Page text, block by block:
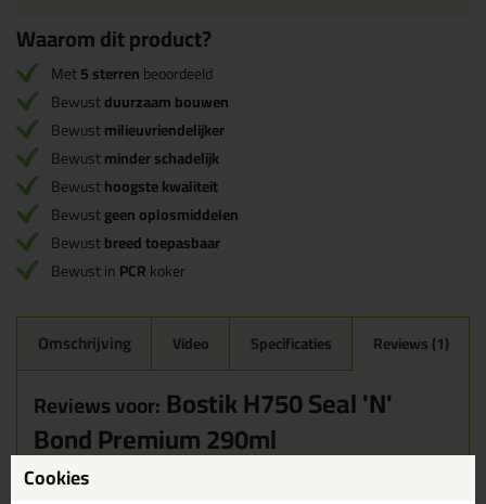
Waarom dit product?
Met5 sterrenbeoordeeld
Bewustduurzaam bouwen
Bewustmilieuvriendelijker
Bewustminder schadelijk
Bewusthoogste kwaliteit
Bewustgeen oplosmiddelen
Bewustbreed toepasbaar
Bewust inPCRkoker
Omschrijving Video Specificaties Reviews (1)
Reviews voor: Bostik H750 Seal 'N'
Bond Premium 290ml
Dit product wordt beoordeeld met
gebaseerd op
Cookies